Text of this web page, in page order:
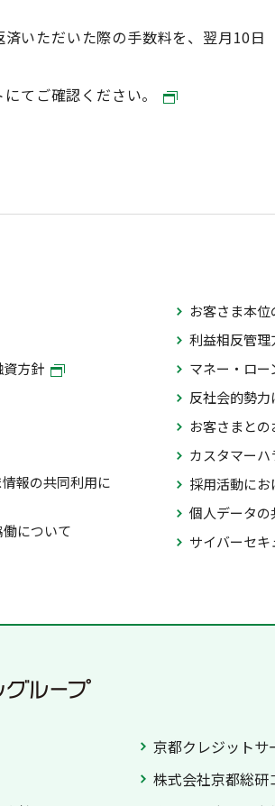
ただいた際の手数料を、翌月10日
てご確認ください。
方針
報の共同利用に
について
お客さま本
利益相反管理
マネー・ロ
反社会的勢
お客さまと
カスタマー
採用活動に
個人データ
サイバーセ
京都クレジットサ
株式会社京都総研